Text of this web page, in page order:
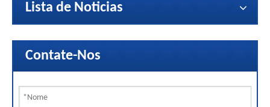
Lista de Noticias
Contate-Nos